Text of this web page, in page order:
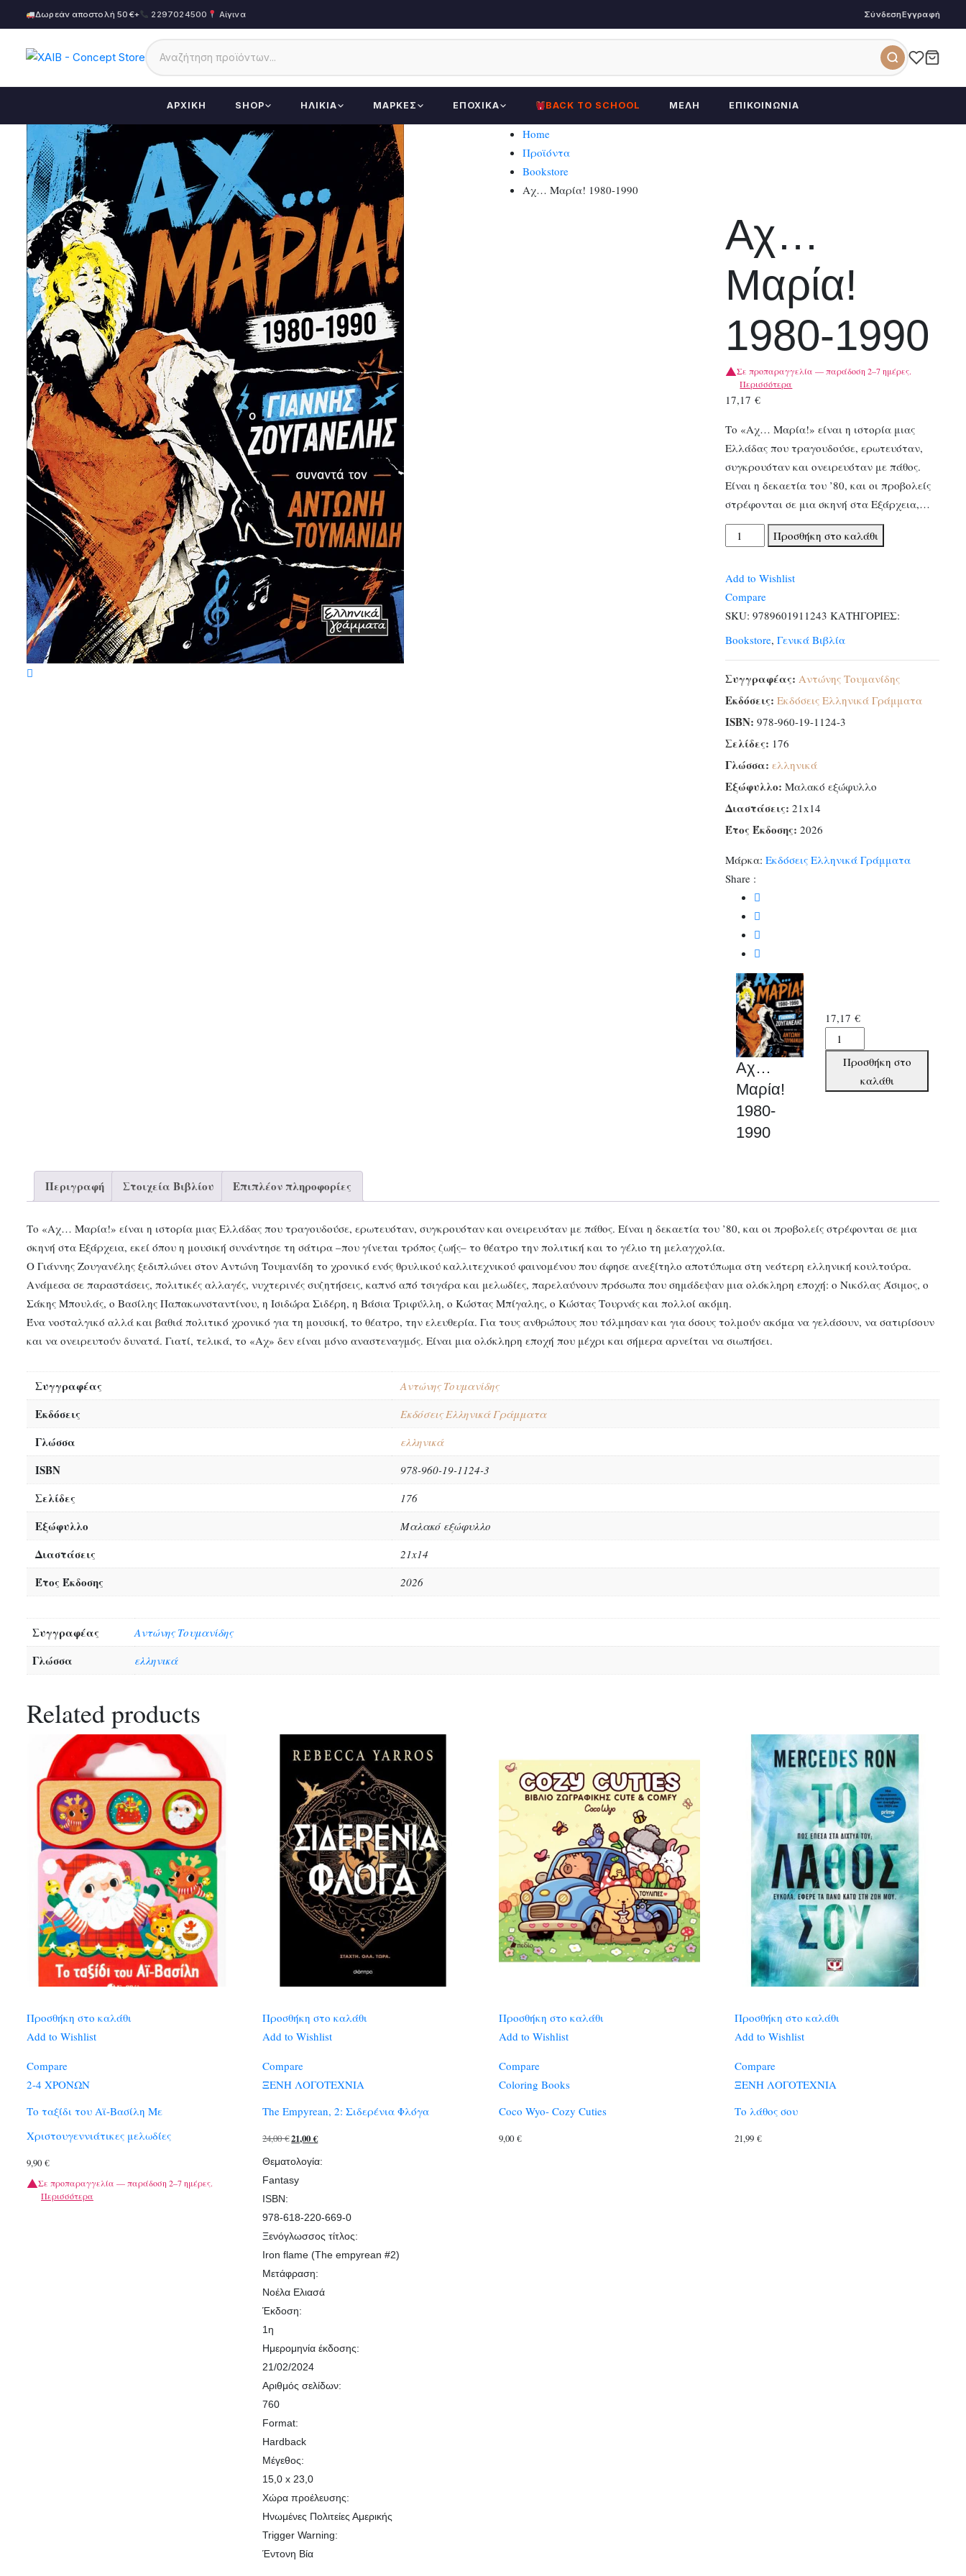
Δωρεάν αποστολή 50€+ 2297024500 Αίγινα ΣύνδεσηΕγγραφή
ΑΡΧΙΚΉ SHOP ΗΛΙΚΊΑ ΜΆΡΚΕΣ ΕΠΟΧΙΚΆ BACK TO SCHOOL ΜΈΛΗ ΕΠΙΚΟΙΝΩΝΊΑ
Home
Προϊόντα
Bookstore
Αχ… Μαρία! 1980-1990
Αχ…
Μαρία!
1980-1990
Σε προπαραγγελία — παράδοση 2–7 ημέρες.
Περισσότερα
17,17€
Το «Αχ… Μαρία!» είναι η ιστορία μιας
Ελλάδας που τραγουδούσε, ερωτευόταν,
συγκρουόταν και ονειρευόταν με πάθος.
Είναι η δεκαετία του ’80, και οι προβολείς
στρέφονται σε μια σκηνή στα Εξάρχεια,…
Αχ…
Μαρία!
ποσότητα
Προσθήκη στο καλάθι
Add to Wishlist
Compare
SKU: 9789601911243 ΚΑΤΗΓΟΡΙΕΣ:
Bookstore,Γενικά Βιβλία
Συγγραφέας: Αντώνης Τουμανίδης
Εκδόσεις: Εκδόσεις Ελληνικά Γράμματα
ISBN: 978-960-19-1124-3
Σελίδες: 176
Γλώσσα: ελληνικά
Εξώφυλλο: Μαλακό εξώφυλλο
Διαστάσεις: 21x14
Έτος Έκδοσης: 2026
Μάρκα:Εκδόσεις Ελληνικά Γράμματα
Share :
Αχ…
Μαρία!
1980-
1990
17,17€
Αχ…
Μαρία!
1990
Προσθήκη στο
καλάθι
Περιγραφή Στοιχεία Βιβλίου Επιπλέον πληροφορίες
Το «Αχ… Μαρία!» είναι η ιστορία μιας Ελλάδας που τραγουδούσε, ερωτευόταν, συγκρουόταν και ονειρευόταν με πάθος. Είναι η δεκαετία του ’80, και οι προβολείς στρέφονται σε μια
σκηνή στα Εξάρχεια, εκεί όπου η μουσική συνάντησε τη σάτιρα –που γίνεται τρόπος ζωής– το θέατρο την πολιτική και το γέλιο τη μελαγχολία.
Ο Γιάννης Ζουγανέλης ξεδιπλώνει στον Αντώνη Τουμανίδη το χρονικό ενός θρυλικού καλλιτεχνικού φαινομένου που άφησε ανεξίτηλο αποτύπωμα στη νεότερη ελληνική κουλτούρα.
Ανάμεσα σε παραστάσεις, πολιτικές αλλαγές, νυχτερινές συζητήσεις, καπνό από τσιγάρα και μελωδίες, παρελαύνουν πρόσωπα που σημάδεψαν μια ολόκληρη εποχή: ο Νικόλας Άσιμος, ο
Σάκης Μπουλάς, ο Βασίλης Παπακωνσταντίνου, η Ισιδώρα Σιδέρη, η Βάσια Τριφύλλη, ο Κώστας Μπίγαλης, ο Κώστας Τουρνάς και πολλοί ακόμη.
Ένα νοσταλγικό αλλά και βαθιά πολιτικό χρονικό για τη μουσική, το θέατρο, την ελευθερία. Για τους ανθρώπους που τόλμησαν και για όσους τολμούν ακόμα να γελάσουν, να σατιρίσουν
και να ονειρευτούν δυνατά. Γιατί, τελικά, το «Αχ» δεν είναι μόνο αναστεναγμός. Είναι μια ολόκληρη εποχή που μέχρι και σήμερα αρνείται να σιωπήσει.
Συγγραφέας Αντώνης Τουμανίδης
Εκδόσεις Εκδόσεις Ελληνικά Γράμματα
Γλώσσα ελληνικά
ISBN 978-960-19-1124-3
Σελίδες 176
Εξώφυλλο Μαλακό εξώφυλλο
Διαστάσεις 21x14
Έτος Έκδοσης 2026
Συγγραφέας Αντώνης Τουμανίδης
Γλώσσα ελληνικά
Related products
Προσθήκη στο καλάθι
Add to Wishlist
Compare
2-4 ΧΡΟΝΩΝ
Το ταξίδι του Αϊ-Βασίλη Με
Χριστουγεννιάτικες μελωδίες
9,90 €
Σε προπαραγγελία — παράδοση 2–7 ημέρες.
Περισσότερα
Προσθήκη στο καλάθι
Add to Wishlist
Compare
ΞΕΝΗ ΛΟΓΟΤΕΧΝΙΑ
The Empyrean, 2: Σιδερένια Φλόγα
24,00€Original
price
21,00€Η
21,00 €.
Θεματολογία:
Fantasy
ISBN:
978-618-220-669-0
Ξενόγλωσσος τίτλος:
Iron flame (The empyrean #2)
Μετάφραση:
Νοέλα Ελιασά
Έκδοση:
1η
Ημερομηνία έκδοσης:
21/02/2024
Αριθμός σελίδων:
760
Format:
Hardback
Μέγεθος:
15,0 x 23,0
Χώρα προέλευσης:
Ηνωμένες Πολιτείες Αμερικής
Trigger Warning:
Έντονη Βία
Προσθήκη στο καλάθι
Add to Wishlist
Compare
Coloring Books
Coco Wyo- Cozy Cuties
9,00 €
Προσθήκη στο καλάθι
Add to Wishlist
Compare
ΞΕΝΗ ΛΟΓΟΤΕΧΝΙΑ
Το λάθος σου
21,99 €